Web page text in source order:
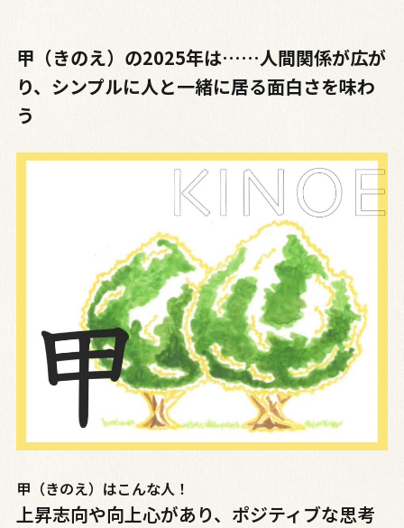
甲（きのえ）の2025年は……人間関係が広が
り、シンプルに人と一緒に居る面白さを味わ
う
甲（きのえ）はこんな人！
上昇志向や向上心があり、ポジティブな思考